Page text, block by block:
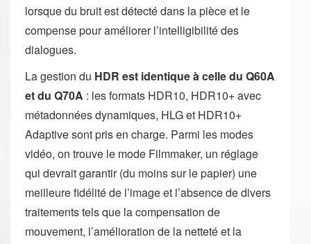
lorsque du bruit est détecté dans la pièce et le
compense pour améliorer l’intelligibilité des
dialogues.
La gestion du HDR est identique à celle du Q60A
et du Q70A : les formats HDR10, HDR10+ avec
métadonnées dynamiques, HLG et HDR10+
Adaptive sont pris en charge. Parmi les modes
vidéo, on trouve le mode Filmmaker, un réglage
qui devrait garantir (du moins sur le papier) une
meilleure fidélité de l’image et l’absence de divers
traitements tels que la compensation de
mouvement, l’amélioration de la netteté et la